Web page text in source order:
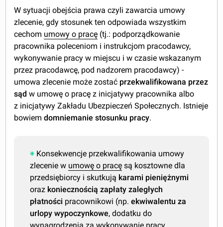
W sytuacji obejścia prawa czyli zawarcia umowy
zlecenie, gdy stosunek ten odpowiada wszystkim
cechom umowy o pracę (tj.: podporządkowanie
pracownika poleceniom i instrukcjom pracodawcy,
wykonywanie pracy w miejscu i w czasie wskazanym
przez pracodawcę, pod nadzorem pracodawcy) -
umowa zlecenie może zostać przekwalifikowana przez
sąd w umowę o pracę z inicjatywy pracownika albo
z inicjatywy Zakładu Ubezpieczeń Społecznych. Istnieje
bowiemdomniemanie stosunku pracy.
Konsekwencje przekwalifikowania umowy
zlecenie w umowę o pracę są kosztowne dla
przedsiębiorcy i skutkują karami pieniężnymi
oraz koniecznością zapłaty zaległych
płatności pracownikowi (np.ekwiwalentu za
urlopy wypoczynkowe, dodatku do